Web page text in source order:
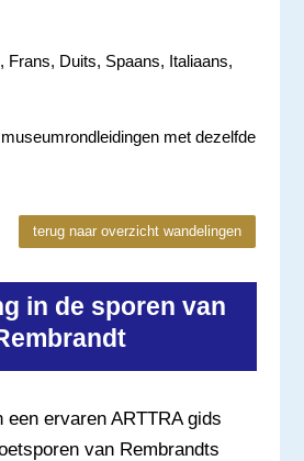
Frans, Duits, Spaans, Italiaans,
met dezelfde
terug naar overzicht wandelingen
in de sporen van
een ervaren ARTTRA gids
van Rembrandts